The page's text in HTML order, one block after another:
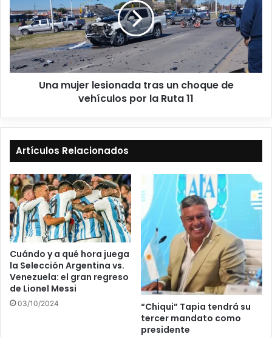
Una mujer lesionada tras un choque de
vehículos por la Ruta 11
Artículos Relacionados
Cuándo y a qué hora juega
la Selección Argentina vs.
Venezuela: el gran regreso
de Lionel Messi
03/10/2024
“Chiqui” Tapia tendrá su
tercer mandato como
presidente